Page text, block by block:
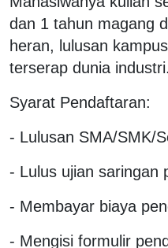
dan 1 tahun magang
heran, lulusan
terserap dunia industri.
Syarat Pendaftaran:
- Lulusan SMA/SMK/
- Lulus ujian saringan
- Membayar biaya
- Mengisi formulir